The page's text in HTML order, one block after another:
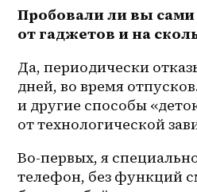
Пробовали ли вы
от гаджетов и на
Да, периодически
дней, во время
и другие способы
от технологической
Во-первых, я
телефон, без функций